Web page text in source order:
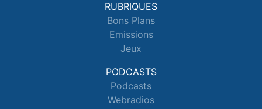
RUBRIQUES
Bons Plans
Emissions
Jeux
PODCASTS
Podcasts
Webradios